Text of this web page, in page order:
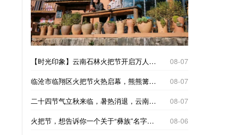
【时光印象】云南石林火把节开启万人狂欢模式
08-07
临沧市临翔区火把节火热启幕，熊熊篝火点亮夜色，各族群众牵手踏歌，现场人声鼎沸，氛围感拉满。
08-07
二十四节气立秋来临，暑热消退，云南省临沧市临翔区平村乡迎来一年一度彝族火把节。火种在村民手中依次传递，点点星火连成蜿蜒火龙，点亮整个村寨。
08-07
火把节，想告诉你一个关于“彝族”名字的故事
08-06